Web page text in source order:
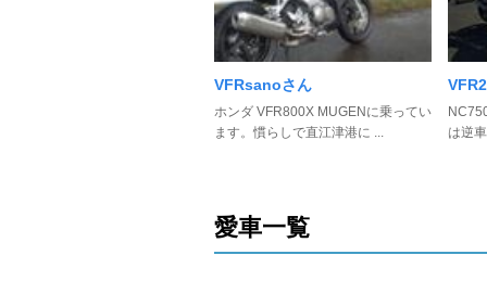
VFRsanoさん
ホンダ VFR800X MUGENに乗ってい
ます。慣らしで直江津港に ...
は逆
愛車一覧